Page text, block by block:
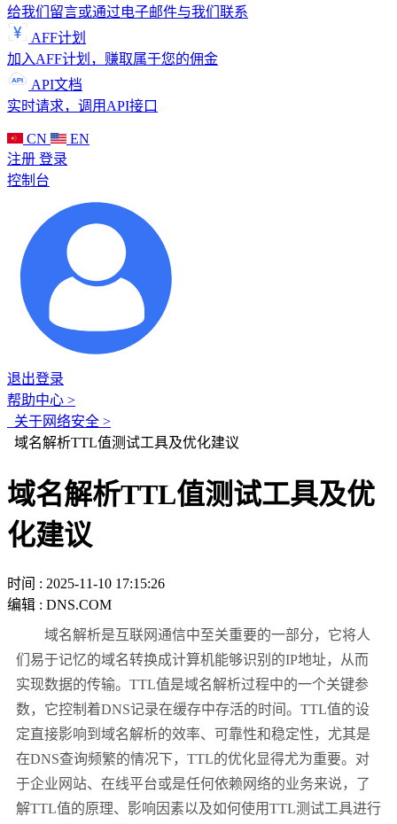
给我们留言或通过电子邮件与我们联系
AFF计划
加入AFF计划，赚取属于您的佣金
API文档
实时请求，调用API接口
CN
EN
注册 登录
控制台
退出登录
帮助中心 >
关于网络安全 >
域名解析TTL值测试工具及优化建议
域名解析TTL值测试工具及优
化建议
时间 : 2025-11-10 17:15:26
编辑 : DNS.COM
域名解析是互联网通信中至关重要的一部分，它将人
们易于记忆的域名转换成计算机能够识别的IP地址，从而
实现数据的传输。TTL值是域名解析过程中的一个关键参
数，它控制着DNS记录在缓存中存活的时间。TTL值的设
定直接影响到域名解析的效率、可靠性和稳定性，尤其是
在DNS查询频繁的情况下，TTL的优化显得尤为重要。对
于企业网站、在线平台或是任何依赖网络的业务来说，了
解TTL值的原理、影响因素以及如何使用TTL测试工具进行